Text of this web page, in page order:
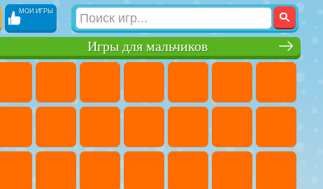
МОИ ИГРЫ
Игры для мальчиков